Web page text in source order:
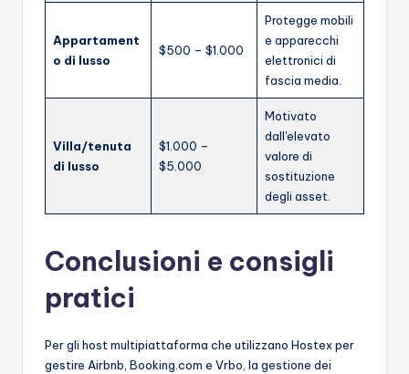
Appartament
o di lusso
$500 – $1.000
Protegge mobili
e apparecchi
elettronici di
fascia media.
Villa/tenuta
di lusso
$1.000 –
$5.000
Motivato
dall'elevato
valore di
sostituzione
degli asset.
Conclusioni e consigli
pratici
Per gli host multipiattaforma che utilizzano Hostex per
gestire Airbnb, Booking.com e Vrbo, la gestione dei